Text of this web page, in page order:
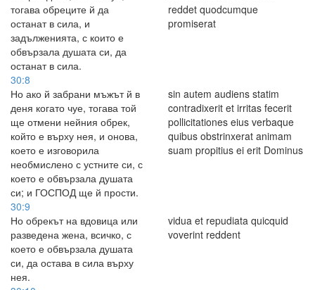
тогава обреците й да
останат в сила, и
задълженията, с които е
обвързала душата си, да
останат в сила.
reddet quodcumque
promiserat
30:8
Но ако й забрани мъжът й в
деня когато чуе, тогава той
ще отмени нейния обрек,
който е върху нея, и онова,
което е изговорила
необмислено с устните си, с
което е обвързала душата
си; и ГОСПОД ще й прости.
sin autem audiens statim
contradixerit et irritas fecerit
pollicitationes eius verbaque
quibus obstrinxerat animam
suam propitius ei erit Dominus
30:9
Но обрекът на вдовица или
разведена жена, всичко, с
което е обвързала душата
си, да остава в сила върху
нея.
vidua et repudiata quicquid
voverint reddent